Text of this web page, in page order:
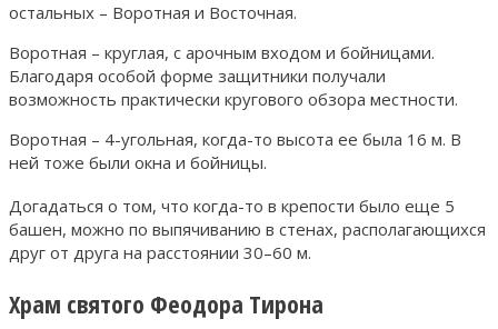
остальных – Воротная и Восточная.
Воротная – круглая, с арочным входом и бойницами.
Благодаря особой форме защитники получали
возможность практически кругового обзора местности.
Воротная – 4-угольная, когда-то высота ее была 16 м. В
ней тоже были окна и бойницы.
Догадаться о том, что когда-то в крепости было еще 5
башен, можно по выпячиванию в стенах, располагающихся
друг от друга на расстоянии 30–60 м.
Храм святого Феодора Тирона